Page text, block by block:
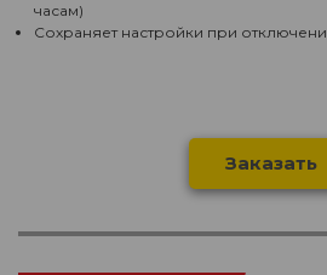
часам)
Сохраняет настройки при
Заказать